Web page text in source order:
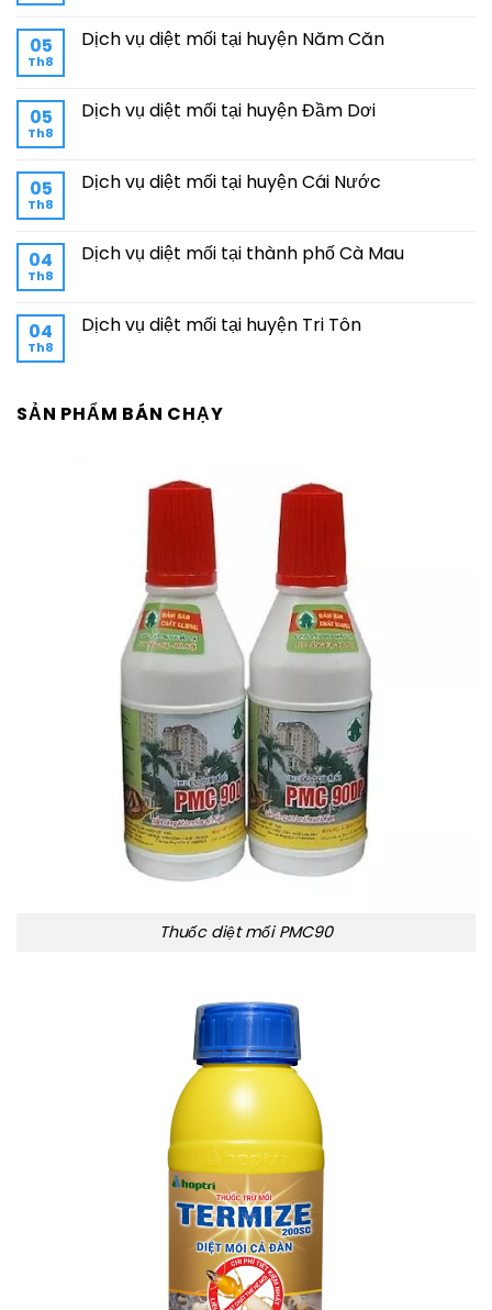
05
Th8
Dịch vụ diệt mối tại huyện Năm Căn
05
Th8
Dịch vụ diệt mối tại huyện Đầm Dơi
05
Th8
Dịch vụ diệt mối tại huyện Cái Nước
04
Th8
Dịch vụ diệt mối tại thành phố Cà Mau
04
Th8
Dịch vụ diệt mối tại huyện Tri Tôn
SẢN PHẨM BÁN CHẠY
Thuốc diệt mối PMC90